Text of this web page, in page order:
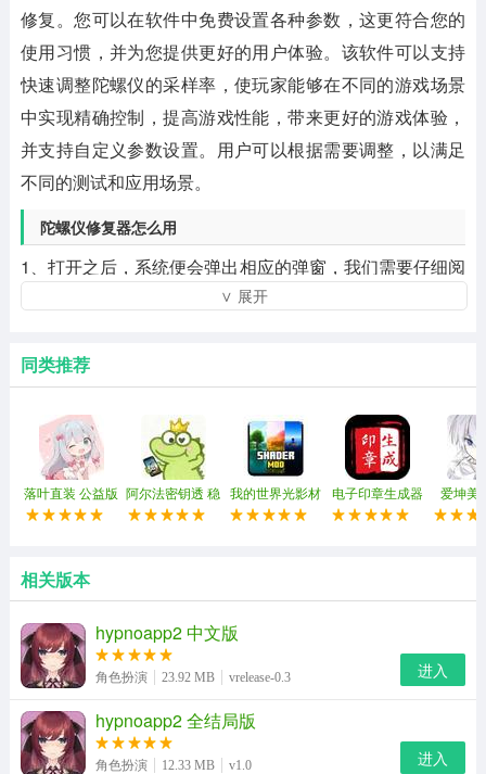
修复。您可以在软件中免费设置各种参数，这更符合您的
使用习惯，并为您提供更好的用户体验。该软件可以支持
快速调整陀螺仪的采样率，使玩家能够在不同的游戏场景
中实现精确控制，提高游戏性能，带来更好的游戏体验，
并支持自定义参数设置。用户可以根据需要调整，以满足
不同的测试和应用场景。
陀螺仪修复器怎么用
1、打开之后，系统便会弹出相应的弹窗，我们需要仔细阅
读相应的隐私协议，如果，没有任何问题的话则可以直接
∨ 展开
同类推荐
落叶直装 公益版 阿尔法密钥透 稳
定版
我的世界光影材
质包 2026最新版
电子印章生成器 爱坤美
相关版本
hypnoapp2 中文版
角色扮演 23.92 MB vrelease-0.3 进入
hypnoapp2 全结局版
角色扮演 12.33 MB v1.0 进入